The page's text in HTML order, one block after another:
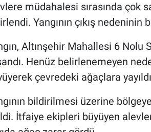
müdahalesi sırasında çok
Yangının çıkış
Altınşehir Mahallesi 6 Nolu
Henüz belirlenemeyen
çevredeki ağaçlara
bildirilmesi üzerine
İtfaiye ekipleri büyüyen